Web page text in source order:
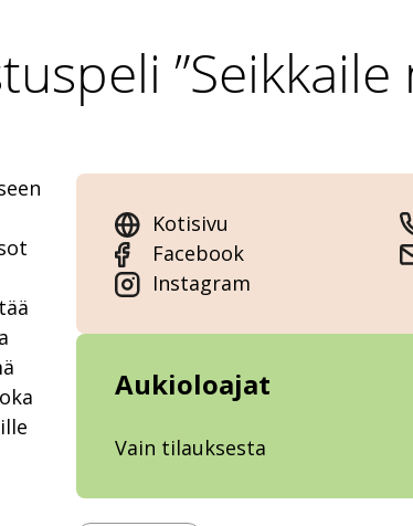
”Seikkaile
Kotisivu
Facebook
Instagram
Aukioloajat
Vain tilauksesta